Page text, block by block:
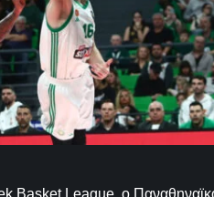
Basket League, ο